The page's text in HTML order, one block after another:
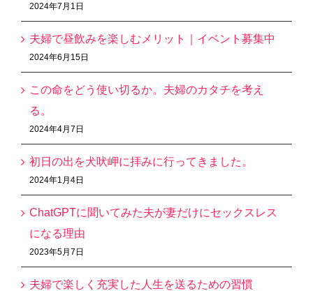
2024年7月1日
夫婦で昼飲みを楽しむメリット｜イベント募集中
2024年6月15日
この命をどう使い切るか。夫婦のカタチを考え
る。
2024年4月7日
初日の出を犬吠岬に拝みに行ってきました。
2024年1月4日
ChatGPTに聞いてみた夫が妻だけにセックスレス
になる理由
2023年5月7日
夫婦で楽しく充実した人生を送るための習慣